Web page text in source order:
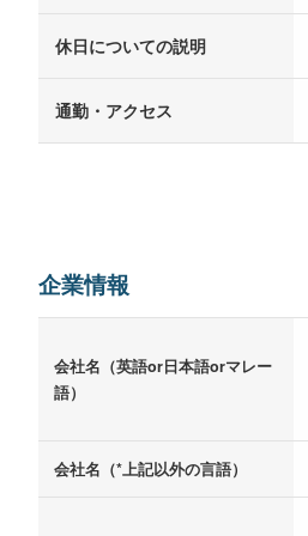
休日についての説明
通勤・アクセス
企業情報
会社名（英語or日本語orマレー
語）
会社名（*上記以外の言語）